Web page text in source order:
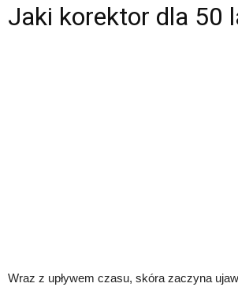
Jaki korektor dla 50
Wraz z upływem czasu, skóra zaczyna